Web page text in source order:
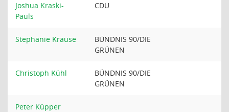
Joshua Kraski-
Pauls
CDU
Stephanie Krause
BÜNDNIS 90/DIE
GRÜNEN
Christoph Kühl
BÜNDNIS 90/DIE
GRÜNEN
Peter Küpper